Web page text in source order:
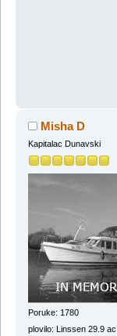
Misha D
Kapitalac Dunavski
Poruke: 1780
plovilo: Linssen 29.9